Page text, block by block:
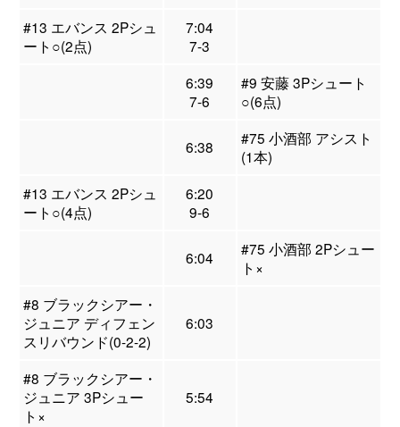
#13 エバンス 2Pシュ
ート○(2点)
7:04
7-3
6:39
7-6
#9 安藤 3Pシュート
○(6点)
6:38
#75 小酒部 アシスト
(1本)
#13 エバンス 2Pシュ
ート○(4点)
6:20
9-6
6:04
#75 小酒部 2Pシュー
ト×
#8 ブラックシアー・
ジュニア ディフェン
スリバウンド(0-2-2)
6:03
#8 ブラックシアー・
ジュニア 3Pシュー
ト×
5:54